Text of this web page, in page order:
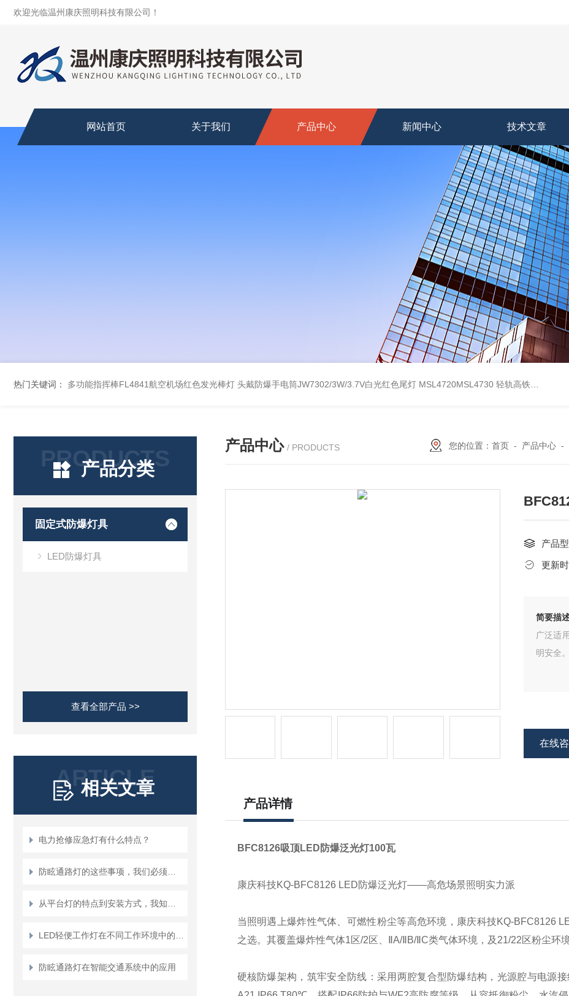
欢迎光临温州康庆照明科技有限公司！
网站首页 关于我们 产品中心 新闻中心 技术文章
热门关键词： 多功能指挥棒FL4841航空机场红色发光棒灯 头戴防爆手电筒JW7302/3W/3.7V白光红色尾灯 MSL4720MSL4730 轻轨高铁红黄绿白三色指示手电筒
PRODUCTS
产品分类
固定式防爆灯具
LED防爆灯具
查看全部产品 >>
ARTICLE
相关文章
电力抢修应急灯有什么特点？
防眩通路灯在智能交通系统中的应用
产品中心 / PRODUCTS 您的位置： 首页- 产品中心-
产品型
更新时
简要描
广泛适
明安全。
在线
产品详情
BFC8126吸顶LED防爆泛光灯100瓦
康庆科技KQ-BFC8126 LED防爆泛光灯——高危场景照明实力派
当照明遇上爆炸性气体、可燃性粉尘等高危环境，康庆科技KQ-BFC8126
之选。其覆盖爆炸性气体1区/2区、ⅡA/ⅡB/ⅡC类气体环境，及21/22区粉尘环
硬核防爆架构，筑牢安全防线：采用两腔复合型防爆结构，光源腔与电源